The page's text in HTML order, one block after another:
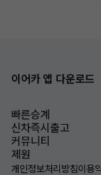
이어카 앱 다운로드
빠른승계
신차즉시출고
커뮤니티
제원
개인정보처리방침이용